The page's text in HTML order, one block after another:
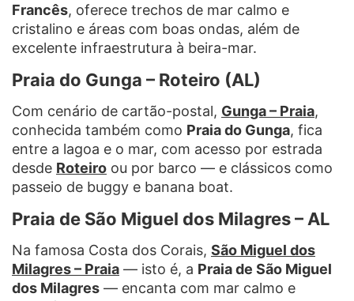
Francês, oferece trechos de mar calmo e
cristalino e áreas com boas ondas, além de
excelente infraestrutura à beira-mar.
Praia do Gunga – Roteiro (AL)
Com cenário de cartão-postal, Gunga – Praia,
conhecida também como Praia do Gunga, fica
entre a lagoa e o mar, com acesso por estrada
desde Roteiro ou por barco — e clássicos como
passeio de buggy e banana boat.
Praia de São Miguel dos Milagres – AL
Na famosa Costa dos Corais, São Miguel dos
Milagres – Praia — isto é, a Praia de São Miguel
dos Milagres — encanta com mar calmo e